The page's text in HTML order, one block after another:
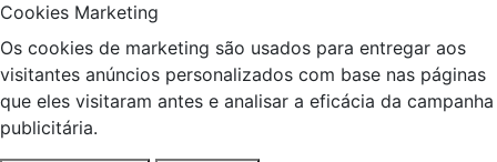
Cookies Marketing
Os cookies de marketing são usados para entregar aos
visitantes anúncios personalizados com base nas páginas
que eles visitaram antes e analisar a eficácia da campanha
publicitária.